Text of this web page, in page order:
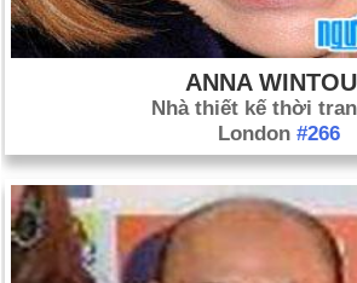
ANNA
Nhà thiết kế thời
London #266